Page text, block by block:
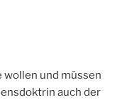
wollen und müssen
auch der